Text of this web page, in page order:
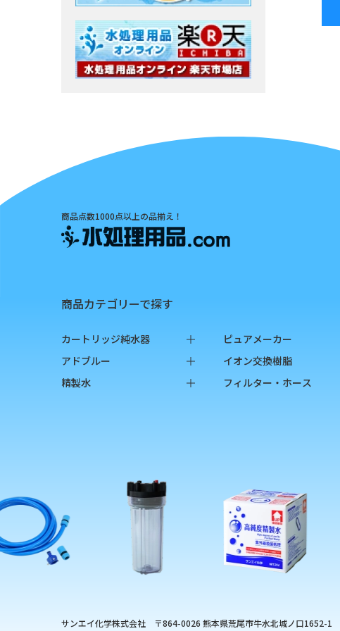
商品点数1000点以上の品揃え！
商品カテゴリーで探す
カートリッジ純水器
純水器本体
オプション品
アドブルー
バッグインボックス
精製水
ピュアメーカー
本体
カートリッジ
イオン交換樹脂
純水用イオン交換樹脂
フィルター・ホース
フィルター用部品
ホース
硬度指示薬
サンエイ化学株式会社 〒864-0026 熊本県荒尾市牛水北城ノ口1652-1